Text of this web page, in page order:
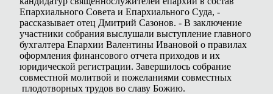
Епархиального Совета и Епархиального Суда, -
рассказывает отец Дмитрий Сазонов. - В заключение
участники собрания выслушали выступление главного
бухгалтера Епархии Валентины Ивановой о правилах
оформления финансового отчета приходов и их
юридической регистрации. Завершилось собрание
совместной молитвой и пожеланиями совместных
плодотворных трудов во славу Божию.